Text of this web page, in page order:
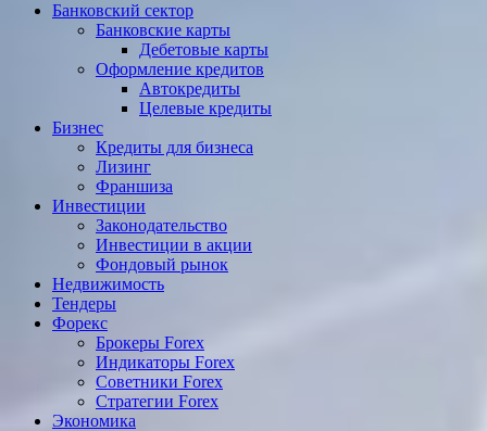
Банковский сектор
Банковские карты
Дебетовые карты
Оформление кредитов
Автокредиты
Целевые кредиты
Бизнес
Кредиты для бизнеса
Лизинг
Франшиза
Инвестиции
Законодательство
Инвестиции в акции
Фондовый рынок
Недвижимость
Тендеры
Форекс
Брокеры Forex
Индикаторы Forex
Советники Forex
Стратегии Forex
Экономика